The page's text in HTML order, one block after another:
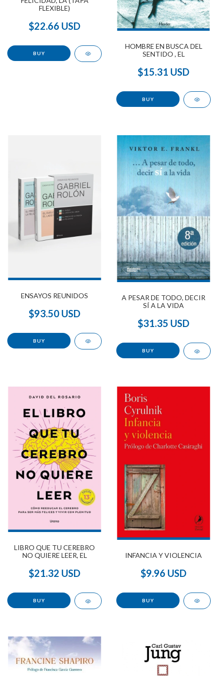
FLEXIBLE)
$22.66 USD
HOMBRE EN BUSCA DEL
SENTIDO , EL
$15.31 USD
ENSAYOS REUNIDOS
$93.50 USD
A PESAR DE TODO, DECIR
SÍ A LA VIDA
$31.35 USD
LIBRO QUE TU CEREBRO
NO QUIERE LEER, EL
$21.32 USD
INFANCIA Y VIOLENCIA
$9.96 USD